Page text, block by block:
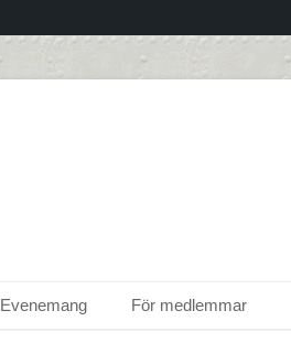
Evenemang För medlemmar